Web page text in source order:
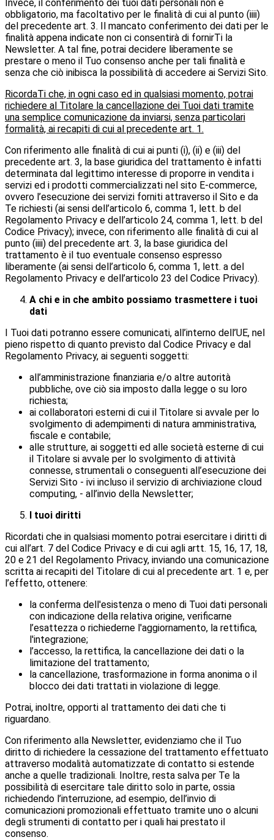
Invece, il conferimento dei tuoi dati personali non è
obbligatorio, ma facoltativo per le finalità di cui al punto (iiii)
del precedente art. 3. Il mancato conferimento dei dati per le
finalità appena indicate non ci consentirà di fornirTi la
Newsletter. A tal fine, potrai decidere liberamente se
prestare o meno il Tuo consenso anche per tali finalità e
senza che ciò inibisca la possibilità di accedere ai Servizi Sito.
RicordaTi che, in ogni caso ed in qualsiasi momento, potrai
richiedere al Titolare la cancellazione dei Tuoi dati tramite
una semplice comunicazione da inviarsi, senza particolari
formalità, ai recapiti di cui al precedente art. 1.
Con riferimento alle finalità di cui ai punti (i), (ii) e (iii) del
precedente art. 3, la base giuridica del trattamento è infatti
determinata dal legittimo interesse di proporre in vendita i
servizi ed i prodotti commercializzati nel sito E-commerce,
ovvero l’esecuzione dei servizi forniti attraverso il Sito e da
Te richiesti (ai sensi dell’articolo 6, comma 1, lett. b del
Regolamento Privacy e dell’articolo 24, comma 1, lett. b del
Codice Privacy); invece, con riferimento alle finalità di cui al
punto (iiii) del precedente art. 3, la base giuridica del
trattamento è il tuo eventuale consenso espresso
liberamente (ai sensi dell’articolo 6, comma 1, lett. a del
Regolamento Privacy e dell’articolo 23 del Codice Privacy).
A chi e in che ambito possiamo trasmettere i tuoi
dati
I Tuoi dati potranno essere comunicati, all’interno dell’UE, nel
pieno rispetto di quanto previsto dal Codice Privacy e dal
Regolamento Privacy, ai seguenti soggetti:
all’amministrazione finanziaria e/o altre autorità
pubbliche, ove ciò sia imposto dalla legge o su loro
richiesta;
ai collaboratori esterni di cui il Titolare si avvale per lo
svolgimento di adempimenti di natura amministrativa,
fiscale e contabile;
alle strutture, ai soggetti ed alle società esterne di cui
il Titolare si avvale per lo svolgimento di attività
connesse, strumentali o conseguenti all’esecuzione dei
Servizi Sito - ivi incluso il servizio di archiviazione cloud
computing, - all’invio della Newsletter;
I tuoi diritti
Ricordati che in qualsiasi momento potrai esercitare i diritti di
cui all’art. 7 del Codice Privacy e di cui agli artt. 15, 16, 17, 18,
20 e 21 del Regolamento Privacy, inviando una comunicazione
scritta ai recapiti del Titolare di cui al precedente art. 1 e, per
l’effetto, ottenere:
la conferma dell'esistenza o meno di Tuoi dati personali
con indicazione della relativa origine, verificarne
l’esattezza o richiederne l'aggiornamento, la rettifica,
l'integrazione;
l’accesso, la rettifica, la cancellazione dei dati o la
limitazione del trattamento;
la cancellazione, trasformazione in forma anonima o il
blocco dei dati trattati in violazione di legge.
Potrai, inoltre, opporti al trattamento dei dati che ti
riguardano.
Con riferimento alla Newsletter, evidenziamo che il Tuo
diritto di richiedere la cessazione del trattamento effettuato
attraverso modalità automatizzate di contatto si estende
anche a quelle tradizionali. Inoltre, resta salva per Te la
possibilità di esercitare tale diritto solo in parte, ossia
richiedendo l’interruzione, ad esempio, dell’invio di
comunicazioni promozionali effettuato tramite uno o alcuni
degli strumenti di contatto per i quali hai prestato il
consenso.